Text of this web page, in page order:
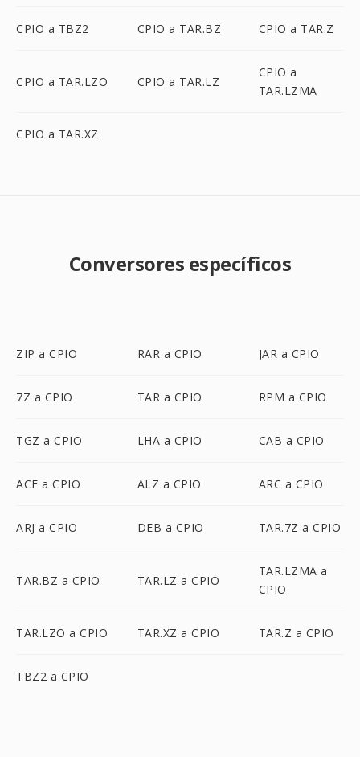
CPIO a TBZ2 CPIO a TAR.BZ CPIO a TAR.Z
CPIO a TAR.LZO CPIO a TAR.LZ
CPIO a
TAR.LZMA
CPIO a TAR.XZ
Conversores específicos
ZIP a CPIO RAR a CPIO JAR a CPIO
7Z a CPIO TAR a CPIO RPM a CPIO
TGZ a CPIO LHA a CPIO CAB a CPIO
ACE a CPIO ALZ a CPIO ARC a CPIO
ARJ a CPIO DEB a CPIO TAR.7Z a CPIO
TAR.BZ a CPIO TAR.LZ a CPIO
TAR.LZMA a
CPIO
TAR.LZO a CPIO TAR.XZ a CPIO TAR.Z a CPIO
TBZ2 a CPIO